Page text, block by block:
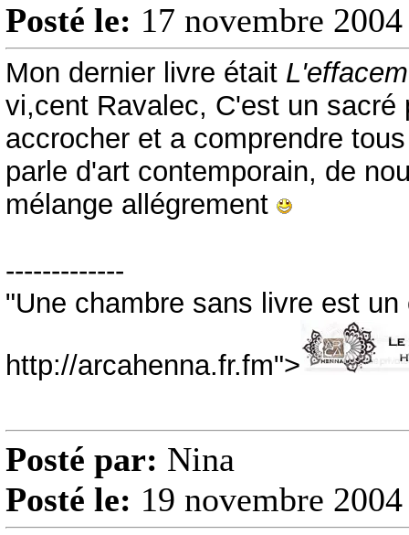
Posté le: 17 novembre
Mon dernier livre était
vi,cent Ravalec, C'est un
accrocher et a comprendre
parle d'art contemporain, de
mélange allégrement
-------------
"Une chambre sans livre est
http://arcahenna.fr.fm">
Posté par: Nina
Posté le: 19 novembre